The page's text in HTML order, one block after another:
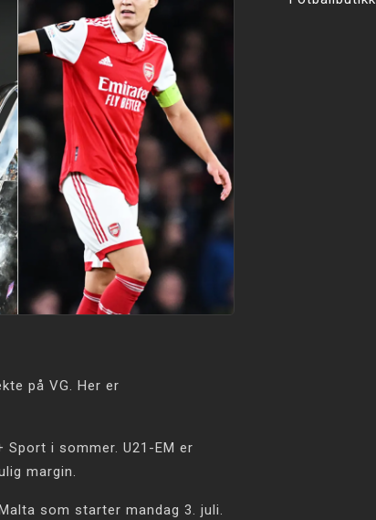
på VG. Her er
i sommer. U21-EM er
margin.
som starter mandag 3. juli.